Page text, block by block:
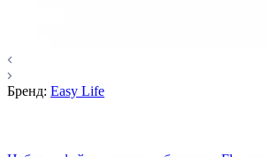
Бренд: Easy Life